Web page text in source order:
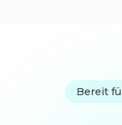
Bereit